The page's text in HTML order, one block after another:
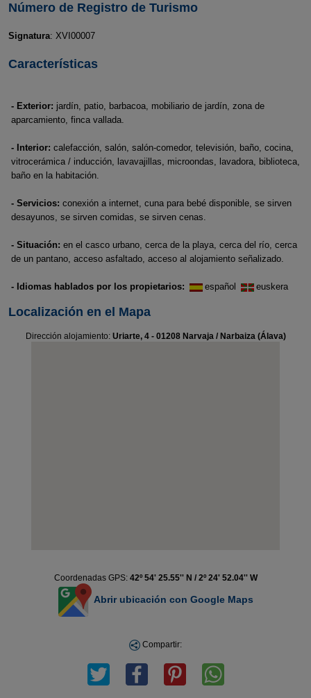
Número de Registro de Turismo
Signatura: XVI00007
Características
- Exterior: jardín, patio, barbacoa, mobiliario de jardín, zona de
aparcamiento, finca vallada.
- Interior: calefacción, salón, salón-comedor, televisión, baño, cocina,
vitrocerámica / inducción, lavavajillas, microondas, lavadora, biblioteca,
baño en la habitación.
- Servicios: conexión a internet, cuna para bebé disponible, se sirven
desayunos, se sirven comidas, se sirven cenas.
- Situación: en el casco urbano, cerca de la playa, cerca del río, cerca
de un pantano, acceso asfaltado, acceso al alojamiento señalizado.
- Idiomas hablados por los propietarios: español euskera
Localización en el Mapa
Dirección alojamiento: Uriarte, 4 - 01208 Narvaja / Narbaiza (Álava)
Coordenadas GPS: 42º 54' 25.55'' N / 2º 24' 52.04'' W
Abrir ubicación con Google Maps
Compartir: